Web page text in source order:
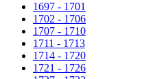
1697 - 1701
1702 - 1706
1707 - 1710
1711 - 1713
1714 - 1720
1721 - 1726